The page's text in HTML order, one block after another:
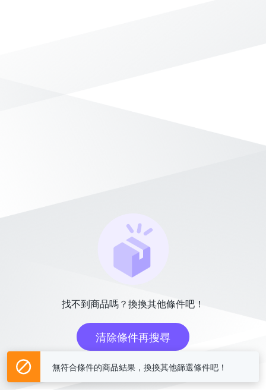
找不到商品嗎？換換其他條件吧！
清除條件再搜尋
或
無符合條件的商品結果，換換其他篩選條件吧！